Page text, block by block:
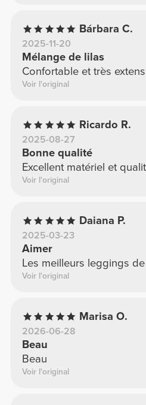
Bárbara C.
2025-11-20
Mélange de lilas
Confortable et très
Voir l'original
Ricardo R.
2025-08-27
Bonne qualité
Excellent matériel et
Voir l'original
Daiana P.
2025-03-23
Aimer
Les meilleurs leggings
Voir l'original
Marisa O.
2026-06-28
Beau
Beau
Voir l'original